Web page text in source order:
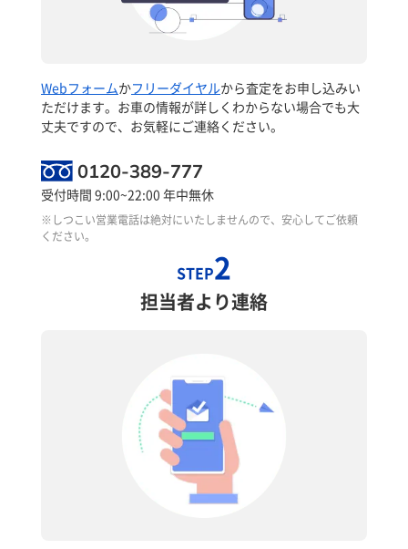
Webフォームかフリーダイヤルから査定をお申し込みい
ただけます。お車の情報が詳しくわからない場合でも大
丈夫ですので、お気軽にご連絡ください。
0120-389-777
受付時間 9:00~22:00 年中無休
※しつこい営業電話は絶対にいたしませんので、安心してご依頼
ください。
STEP2
担当者より連絡